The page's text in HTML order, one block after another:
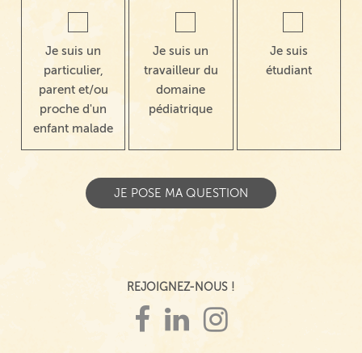
Je suis un
particulier,
parent et/ou
proche d'un
enfant malade
Je suis un
travailleur du
domaine
pédiatrique
Je suis
étudiant
REJOIGNEZ-NOUS !